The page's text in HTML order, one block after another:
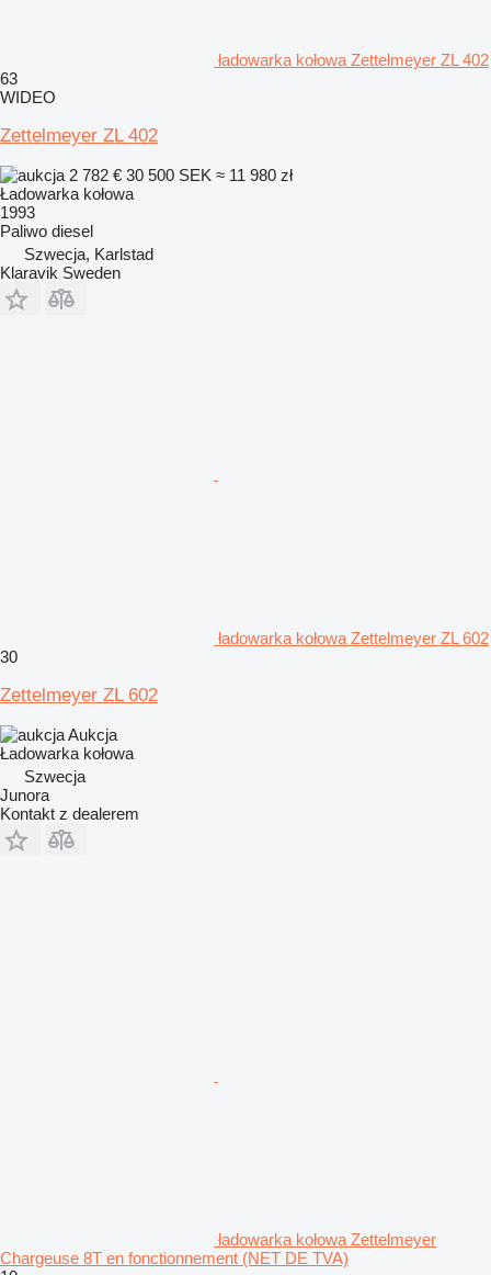
ładowarka kołowa Zettelmeyer ZL 402
63
WIDEO
Zettelmeyer ZL 402
2 782 € 30 500 SEK ≈ 11 980 zł
Ładowarka kołowa
1993
Paliwo diesel
Szwecja, Karlstad
Klaravik Sweden
ładowarka kołowa Zettelmeyer ZL 602
30
Zettelmeyer ZL 602
Aukcja
Ładowarka kołowa
Szwecja
Junora
Kontakt z dealerem
ładowarka kołowa Zettelmeyer
Chargeuse 8T en fonctionnement (NET DE TVA)